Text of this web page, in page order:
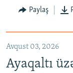
Paylaş
Avqust 03, 2026
Ayaqaltı